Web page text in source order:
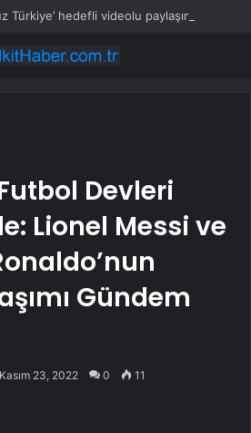
Türkiye’ hedefli videolu paylaşım
Devleri
Lionel Messi ve
Gündem
Kasım 23, 2022 0 11